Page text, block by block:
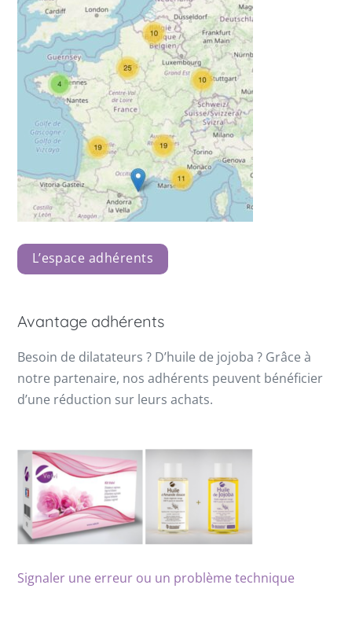
L’espace adhérents
Avantage adhérents
Besoin de dilatateurs ? D’huile de jojoba ? Grâce à
notre partenaire, nos adhérents peuvent bénéficier
d’une réduction sur leurs achats.
Signaler une erreur ou un problème technique